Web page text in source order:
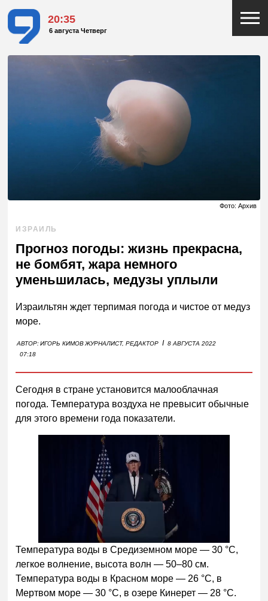
20:35
6 августа Четверг
Фото: Архив
ИЗРАИЛЬ
Прогноз погоды: жизнь прекрасна,
не бомбят, жара немного
уменьшилась, медузы уплыли
Израильтян ждет терпимая погода и чистое от медуз
море.
АВТОР:ИГОРЬ КИМОВЖУРНАЛИСТ, РЕДАКТОР I 8 АВГУСТА 2022
07:18
Сегодня в стране установится малооблачная
погода. Температура воздуха не превысит обычные
для этого времени года показатели.
Следующее видео через
5
Отмена
Температура воды в Средиземном море — 30 °С,
легкое волнение, высота волн — 50–80 см.
Температура воды в Красном море — 26 °С, в
Мертвом море — 30 °С, в озере Кинерет — 28 °С.